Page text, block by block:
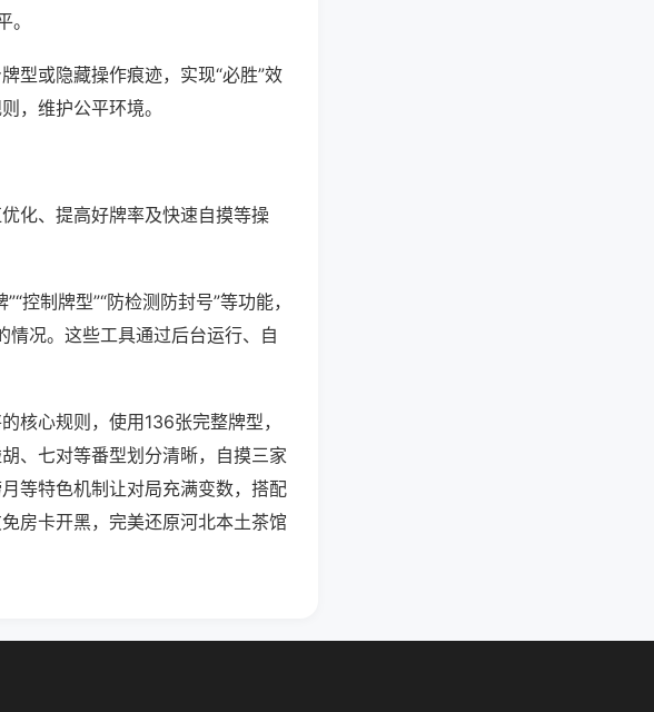
型或隐藏操作痕迹，实现“必胜”效
，维护公平环境。
化、提高好牌率及快速自摸等操
控制牌型”“防检测防封号”等功能，
情况。这些工具通过后台运行、自
核心规则，使用136张完整牌型，
、七对等番型划分清晰，自摸三家
等特色机制让对局充满变数，搭配
房卡开黑，完美还原河北本土茶馆